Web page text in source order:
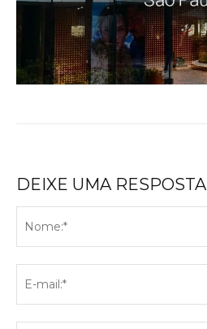
DEIXE UMA RESPOSTA